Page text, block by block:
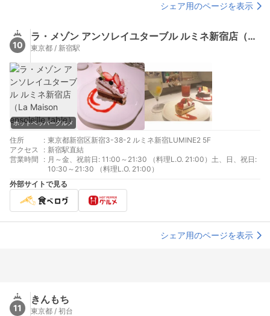
シェア用のページを表示
10
ラ・メゾン アンソレイユターブル ルミネ新宿店（La Maison ensoleille table）
東京都 / 新宿駅
ホットペッパーグルメ
住所 : 東京都新宿区新宿3-38-2 ルミネ新宿LUMINE2 5F
アクセス
: 新宿駅直結
営業時間
: 月～金、祝前日: 11:00～21:30 （料理L.O. 21:00）土、日、祝日:
10:30～21:30 （料理L.O. 21:00）
外部サイトで見る
シェア用のページを表示
11
きんもち
東京都 / 初台